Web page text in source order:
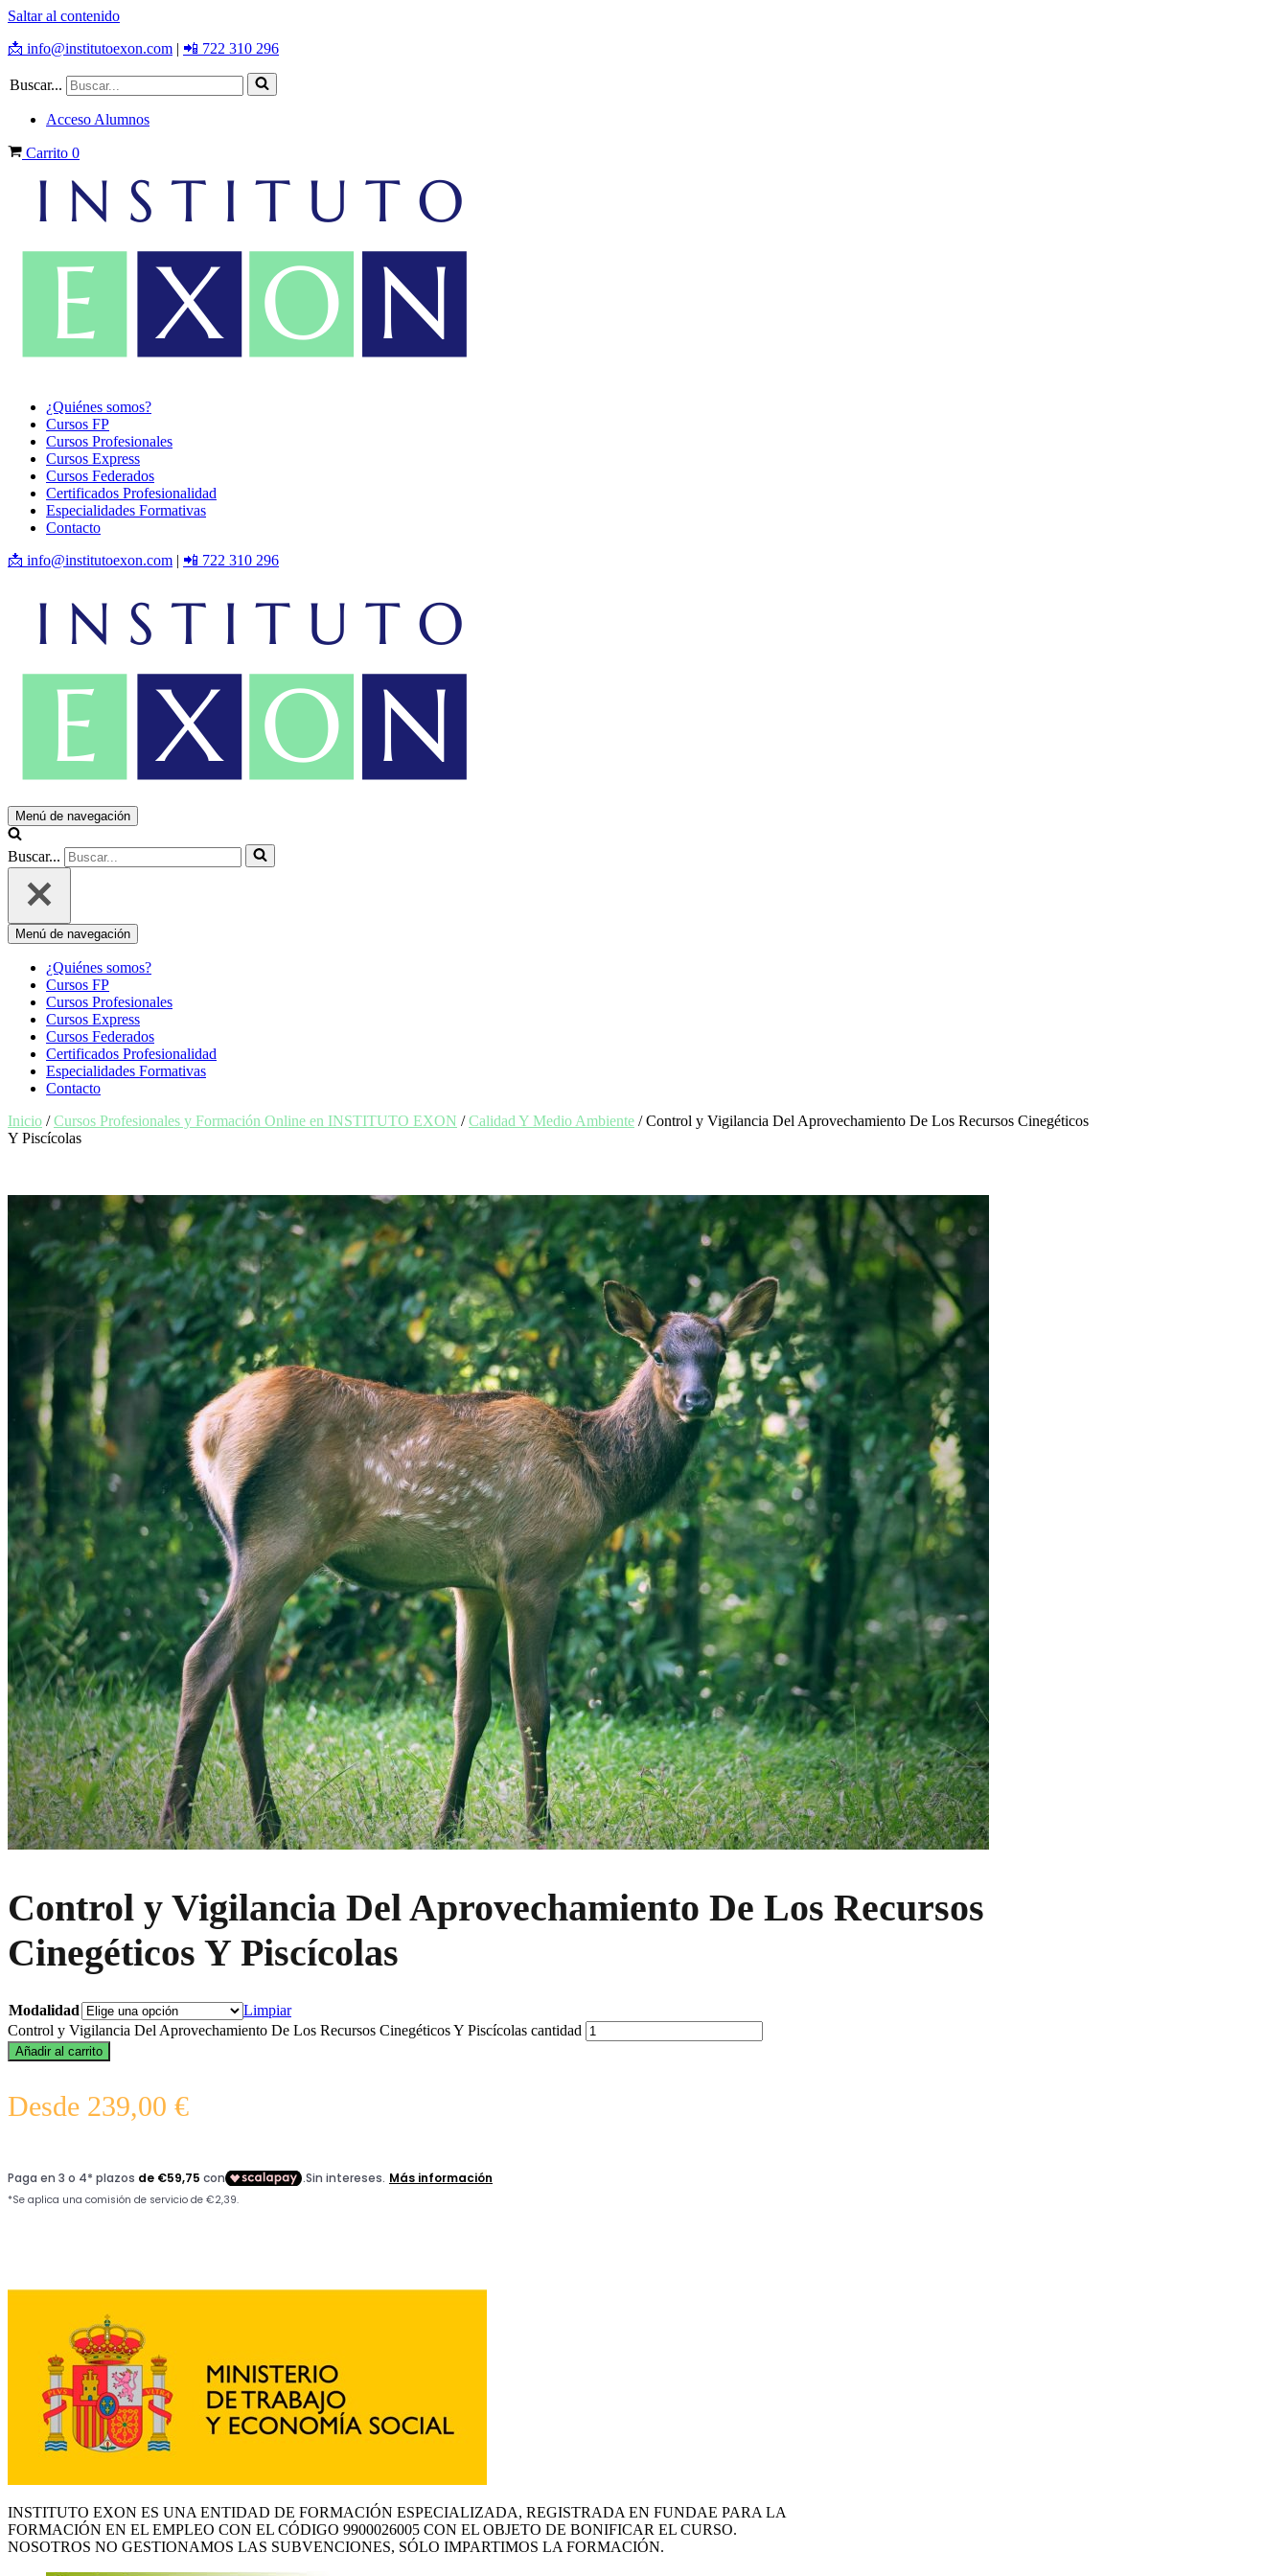
Saltar al contenido
📩 info@institutoexon.com | 📲 722 310 296
Buscar...
Acceso Alumnos
Carrito 0
¿Quiénes somos?
Cursos FP
Cursos Profesionales
Cursos Express
Cursos Federados
Certificados Profesionalidad
Especialidades Formativas
Contacto
📩 info@institutoexon.com | 📲 722 310 296
Menú de navegación
Buscar...
Menú de navegación
¿Quiénes somos?
Cursos FP
Cursos Profesionales
Cursos Express
Cursos Federados
Certificados Profesionalidad
Especialidades Formativas
Contacto
Inicio /Cursos Profesionales y Formación Online en INSTITUTO EXON /Calidad Y Medio Ambiente / Control y Vigilancia Del Aprovechamiento De Los Recursos Cinegéticos
Y Piscícolas
Control y Vigilancia Del Aprovechamiento De Los Recursos
Cinegéticos Y Piscícolas
Modalidad
Limpiar
Control y Vigilancia Del Aprovechamiento De Los Recursos Cinegéticos Y Piscícolas cantidad
Añadir al carrito
Desde 239,00 €
INSTITUTO EXON ES UNA ENTIDAD DE FORMACIÓN ESPECIALIZADA, REGISTRADA EN FUNDAE PARA LA
FORMACIÓN EN EL EMPLEO CON EL CÓDIGO 9900026005 CON EL OBJETO DE BONIFICAR EL CURSO.
NOSOTROS NO GESTIONAMOS LAS SUBVENCIONES, SÓLO IMPARTIMOS LA FORMACIÓN.